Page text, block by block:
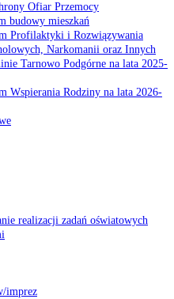
Ofiar Przemocy
budowy mieszkań
Profilaktyki i Rozwiązywania
Narkomanii oraz Innych
Tarnowo Podgórne na lata 2025-
Wspierania Rodziny na lata 2026-
realizacji zadań oświatowych
imprez